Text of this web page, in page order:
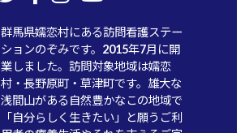
群馬県嬬恋村にある訪問看護ステー
ションのぞみです。2015年7月に開
業しました。訪問対象地域は嬬恋
村・長野原町・草津町です。雄大な
浅間山がある自然豊かなこの地域で
「自分らしく生きたい」と願うご利